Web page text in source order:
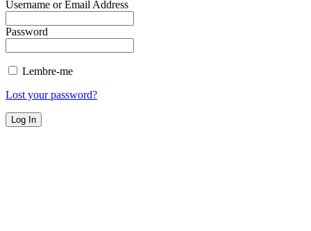
Username or Email Address
Password
Lembre-me
Lost your password?